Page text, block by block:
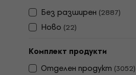
Без pазширен (2887)
Ново (22)
Комплект продукти
Отделен продукт (3052)